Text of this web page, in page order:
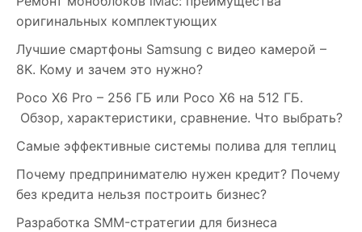
оригинальных комплектующих
Лучшие смартфоны Samsung c видео камерой –
8K. Кому и зачем это нужно?
Poco X6 Pro – 256 ГБ или Poco X6 на 512 ГБ.
Обзор, характеристики, сравнение. Что выбрать?
Самые эффективные системы полива для теплиц
Почему предпринимателю нужен кредит? Почему
без кредита нельзя построить бизнес?
Разработка SMM-стратегии для бизнеса